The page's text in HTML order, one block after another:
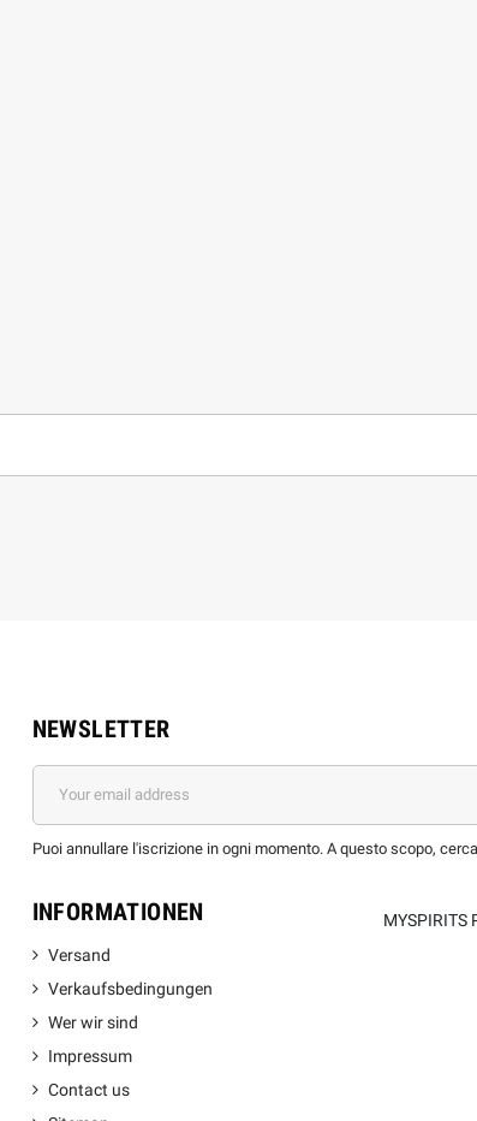
NEWSLETTER
Puoi annullare l'iscrizione in ogni momento. A questo scopo,
INFORMATIONEN
Versand
Verkaufsbedingungen
Wer wir sind
Impressum
Contact us
MYSPIRITS